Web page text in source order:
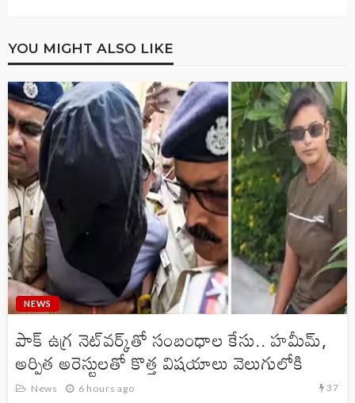
YOU MIGHT ALSO LIKE
NEWS
పాక్ ఉగ్ర నెట్‌వర్క్‌తో సంబంధాల కేసు.. హమీమ్,
అర్పిత అరెస్టులతో కొత్త విషయాలు వెలుగులోకి
News 6 hours ago 37